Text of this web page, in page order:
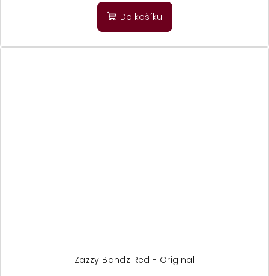
Do košíku
Zazzy Bandz Red - Original